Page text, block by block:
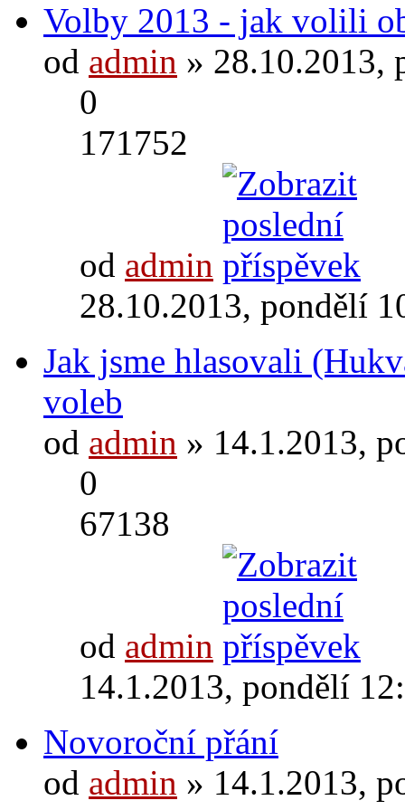
Volby 2013 - jak volili
od admin » 28.10.2013,
0
171752
od admin
28.10.2013, pondělí
Jak jsme hlasovali
voleb
od admin » 14.1.2013,
0
67138
od admin
14.1.2013, pondělí
Novoroční přání
od admin » 14.1.2013,